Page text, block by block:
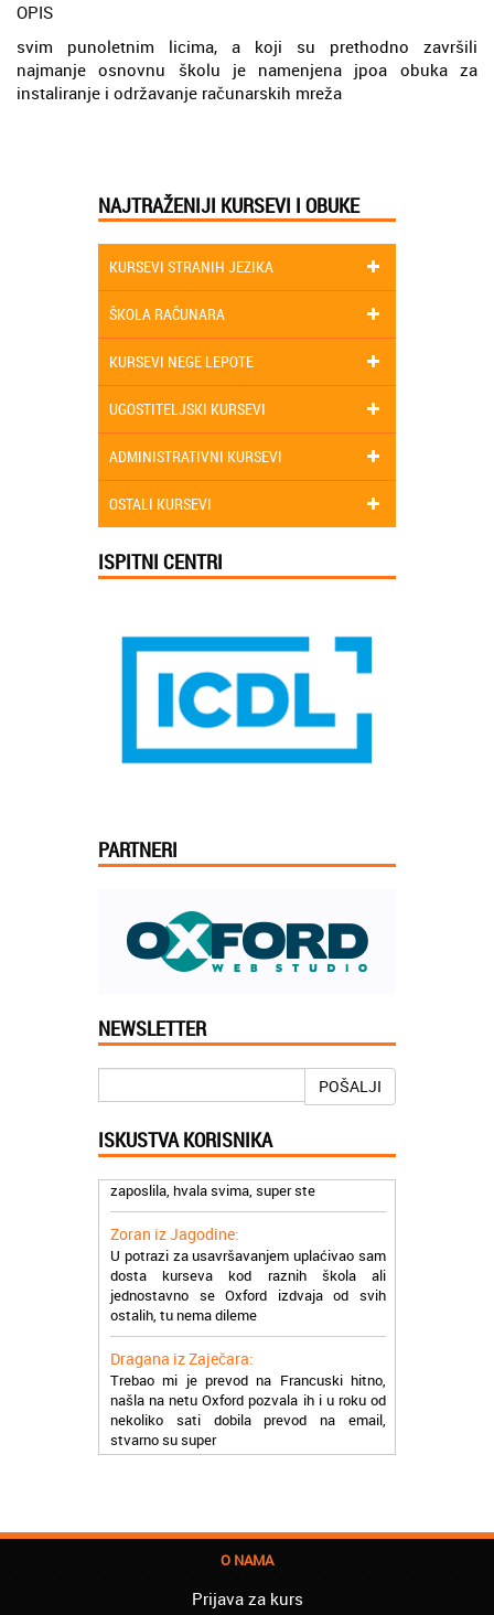
OPIS
svim punoletnim licima, a koji su prethodno završili
najmanje osnovnu školu je namenjena jpoa obuka za
instaliranje i održavanje računarskih mreža
NAJTRAŽENIJI KURSEVI I OBUKE
KURSEVI STRANIH JEZIKA
ŠKOLA RAČUNARA
KURSEVI NEGE LEPOTE
UGOSTITELJSKI KURSEVI
ADMINISTRATIVNI KURSEVI
OSTALI KURSEVI
ISPITNI CENTRI
PARTNERI
NEWSLETTER
POŠALJI
ISKUSTVA KORISNIKA
Mogu da pohvalim sve zaposlene u
Akademiji Oxford u Nišu jer su stvarno
Zahvaljujuću akademiji Oxford ja se
Zoran iz Jagodine:
U potrazi za usavršavanjem uplaćivao sam
dosta kurseva kod raznih škola ali
jednostavno se Oxford izdvaja od svih
ostalih, tu nema dileme
Dragana iz Zaječara:
Trebao mi je prevod na Francuski hitno,
našla na netu Oxford pozvala ih i u roku od
nekoliko sati dobila prevod na email,
stvarno su super
Petar iz Paraćina:
Natasa iz Kraljeva:
lakoćom sam savladala tromesečni kurs
O NAMA
Prijava za kurs